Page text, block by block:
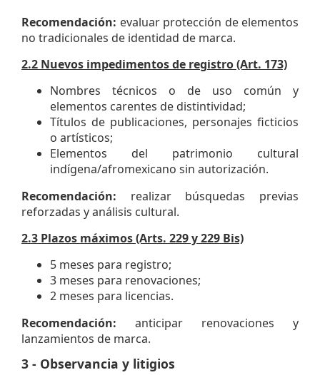
Recomendación: evaluar protección de elementos
no tradicionales de identidad de marca.
2.2 Nuevos impedimentos de registro (Art. 173)
Nombres técnicos o de uso común y
elementos carentes de distintividad;
Títulos de publicaciones, personajes ficticios
o artísticos;
Elementos del patrimonio cultural
indígena/afromexicano sin autorización.
Recomendación: realizar búsquedas previas
reforzadas y análisis cultural.
2.3 Plazos máximos (Arts. 229 y 229 Bis)
5 meses para registro;
3 meses para renovaciones;
2 meses para licencias.
Recomendación: anticipar renovaciones y
lanzamientos de marca.
3 - Observancia y litigios